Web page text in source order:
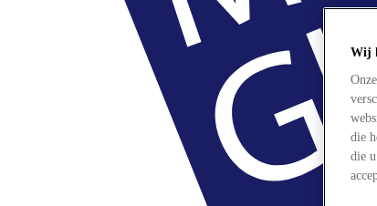
Wij
die
die